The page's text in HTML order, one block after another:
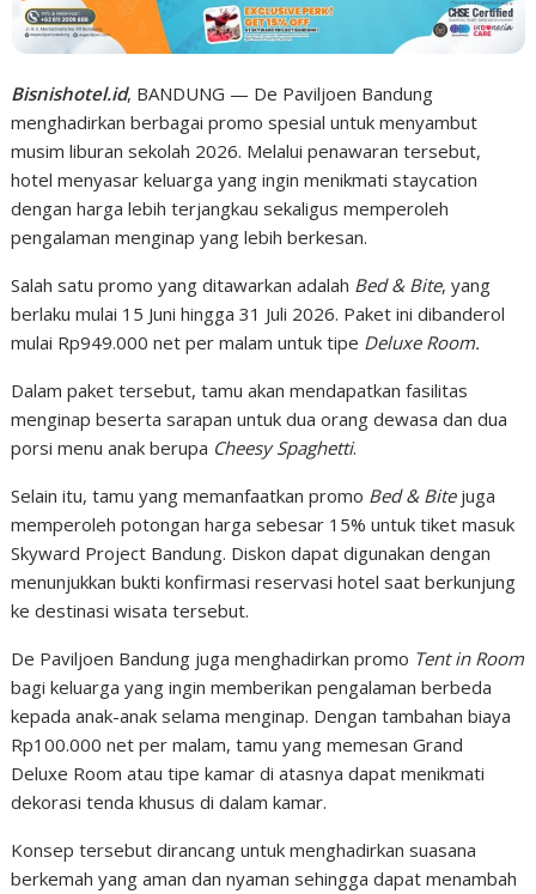
Bisnishotel.id, BANDUNG — De Paviljoen Bandung
menghadirkan berbagai promo spesial untuk menyambut
musim liburan sekolah 2026. Melalui penawaran tersebut,
hotel menyasar keluarga yang ingin menikmati staycation
dengan harga lebih terjangkau sekaligus memperoleh
pengalaman menginap yang lebih berkesan.
Salah satu promo yang ditawarkan adalah Bed & Bite, yang
berlaku mulai 15 Juni hingga 31 Juli 2026. Paket ini dibanderol
mulai Rp949.000 net per malam untuk tipe Deluxe Room.
Dalam paket tersebut, tamu akan mendapatkan fasilitas
menginap beserta sarapan untuk dua orang dewasa dan dua
porsi menu anak berupa Cheesy Spaghetti.
Selain itu, tamu yang memanfaatkan promo Bed & Bite juga
memperoleh potongan harga sebesar 15% untuk tiket masuk
Skyward Project Bandung. Diskon dapat digunakan dengan
menunjukkan bukti konfirmasi reservasi hotel saat berkunjung
ke destinasi wisata tersebut.
De Paviljoen Bandung juga menghadirkan promo Tent in Room
bagi keluarga yang ingin memberikan pengalaman berbeda
kepada anak-anak selama menginap. Dengan tambahan biaya
Rp100.000 net per malam, tamu yang memesan Grand
Deluxe Room atau tipe kamar di atasnya dapat menikmati
dekorasi tenda khusus di dalam kamar.
Konsep tersebut dirancang untuk menghadirkan suasana
berkemah yang aman dan nyaman sehingga dapat menambah